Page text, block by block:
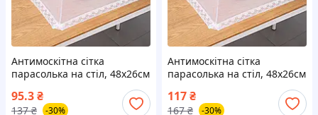
Антимоскітна сітка
парасолька на стіл, 48х26см
/ Антимоскітна парасолька-
ковпак для продуктів / Сітка
чохол на стіл
95.3₴
137 ₴ -30%
Антимоскітна сітка
парасолька на стіл, 48х26см
/ Антимоскітна парасолька-
ковпак для продуктів / Сітка
чохол на стіл
117₴
167 ₴ -30%